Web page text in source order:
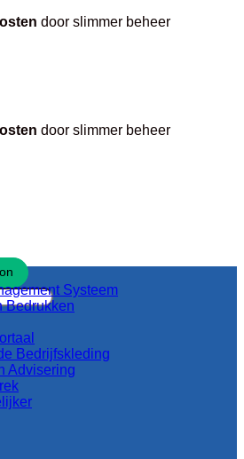
door slimmer beheer
door slimmer beheer
Systeem
Bedrukken
Bedrijfskleding
Advisering